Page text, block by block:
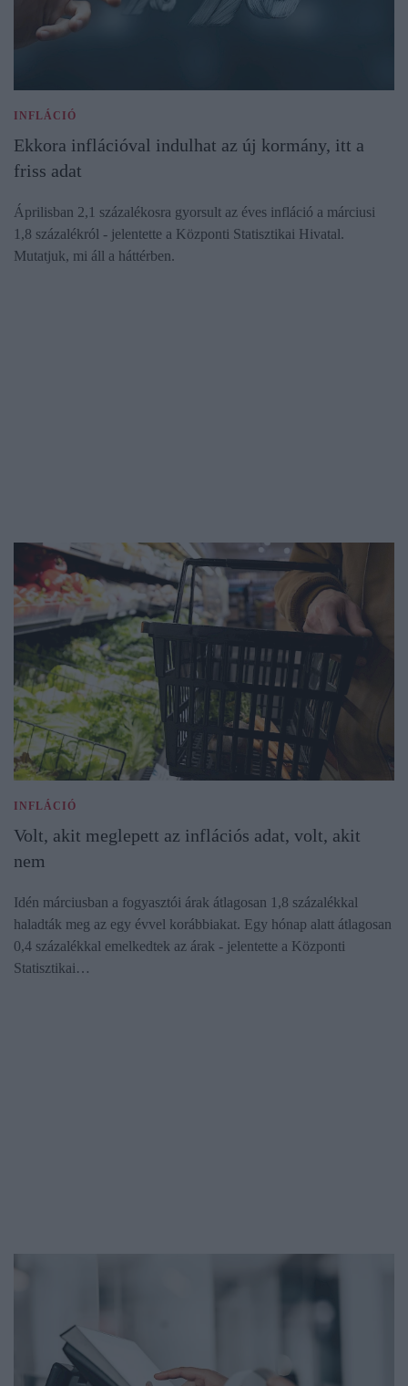
INFLÁCIÓ
Ekkora inflációval indulhat az új kormány, itt a
friss adat
Áprilisban 2,1 százalékosra gyorsult az éves infláció a márciusi
1,8 százalékról - jelentette a Központi Statisztikai Hivatal.
Mutatjuk, mi áll a háttérben.
INFLÁCIÓ
Volt, akit meglepett az inflációs adat, volt, akit
nem
Idén márciusban a fogyasztói árak átlagosan 1,8 százalékkal
haladták meg az egy évvel korábbiakat. Egy hónap alatt átlagosan
0,4 százalékkal emelkedtek az árak - jelentette a Központi
Statisztikai…